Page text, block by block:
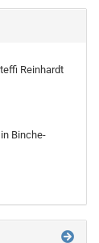
Reinhardt
Binche-